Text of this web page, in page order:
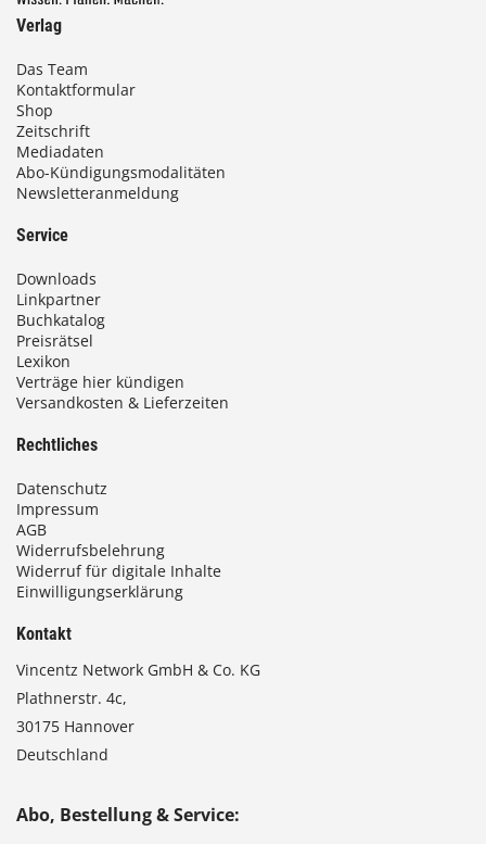
Verlag
Das Team
Kontaktformular
Shop
Zeitschrift
Mediadaten
Abo-Kündigungsmodalitäten
Newsletteranmeldung
Service
Downloads
Linkpartner
Buchkatalog
Preisrätsel
Lexikon
Verträge hier kündigen
Versandkosten & Lieferzeiten
Rechtliches
Datenschutz
Impressum
AGB
Widerrufsbelehrung
Widerruf für digitale Inhalte
Einwilligungserklärung
Kontakt
Vincentz Network GmbH & Co. KG
Plathnerstr. 4c,
30175 Hannover
Deutschland
Abo, Bestellung & Service: